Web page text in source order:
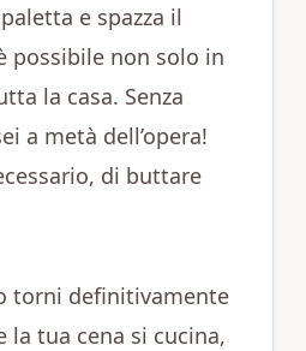
e spazza il
possibile non solo in
la casa. Senza
a metà dell’opera!
di buttare
torni definitivamente
la tua cena si cucina,